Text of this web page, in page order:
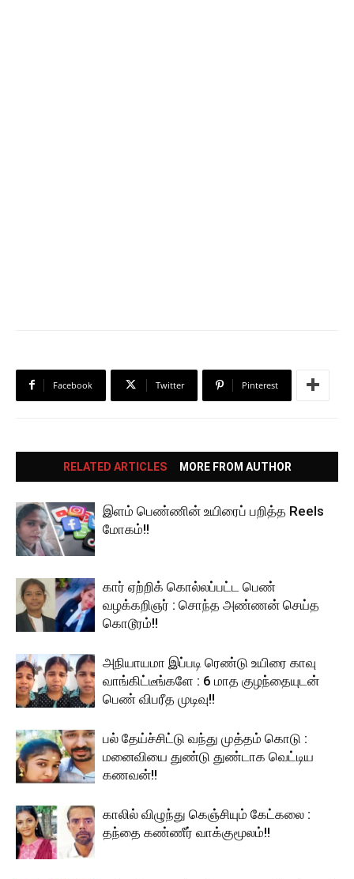
Facebook Twitter Pinterest
RELATED ARTICLES MORE FROM AUTHOR
இளம் பெண்ணின் உயிரைப் பறித்த Reels
மோகம்!!
கார் ஏற்றிக் கொல்லப்பட்ட பெண்
வழக்கறிஞர் : சொந்த அண்ணன் செய்த
கொடூரம்!!
அநியாயமா இப்படி ரெண்டு உயிரை காவு
வாங்கிட்டீங்களே : 6 மாத குழந்தையுடன்
பெண் விபரீத முடிவு!!
பல் தேய்ச்சிட்டு வந்து முத்தம் கொடு :
மனைவியை துண்டு துண்டாக வெட்டிய
கணவன்!!
காலில் விழுந்து கெஞ்சியும் கேட்கலை :
தந்தை கண்ணீர் வாக்குமூலம்!!